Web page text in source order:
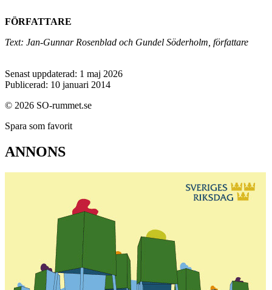
FÖRFATTARE
Text: Jan-Gunnar Rosenblad och Gundel Söderholm, författare
Senast uppdaterad: 1 maj 2026
Publicerad: 10 januari 2014
© 2026 SO-rummet.se
Spara som favorit
ANNONS